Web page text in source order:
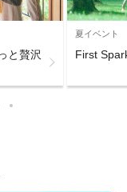
と贅沢
夏イベント
First